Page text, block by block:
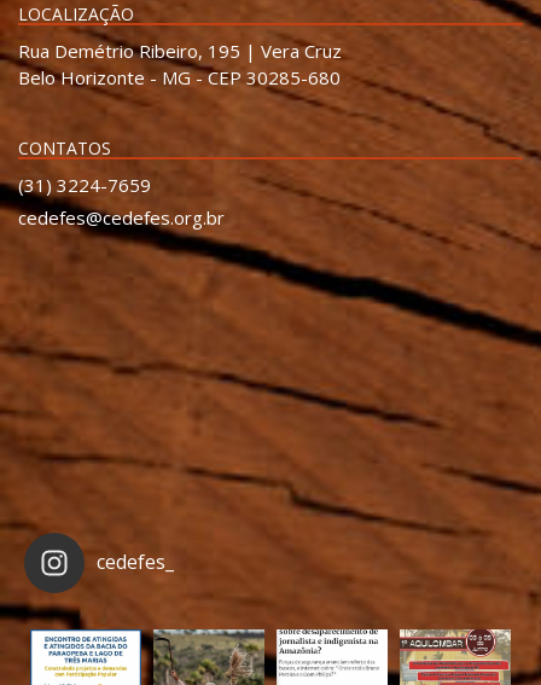
LOCALIZAÇÃO
Rua Demétrio Ribeiro, 195 | Vera Cruz
Belo Horizonte - MG - CEP 30285-680
CONTATOS
(31) 3224-7659
cedefes@cedefes.org.br
cedefes_